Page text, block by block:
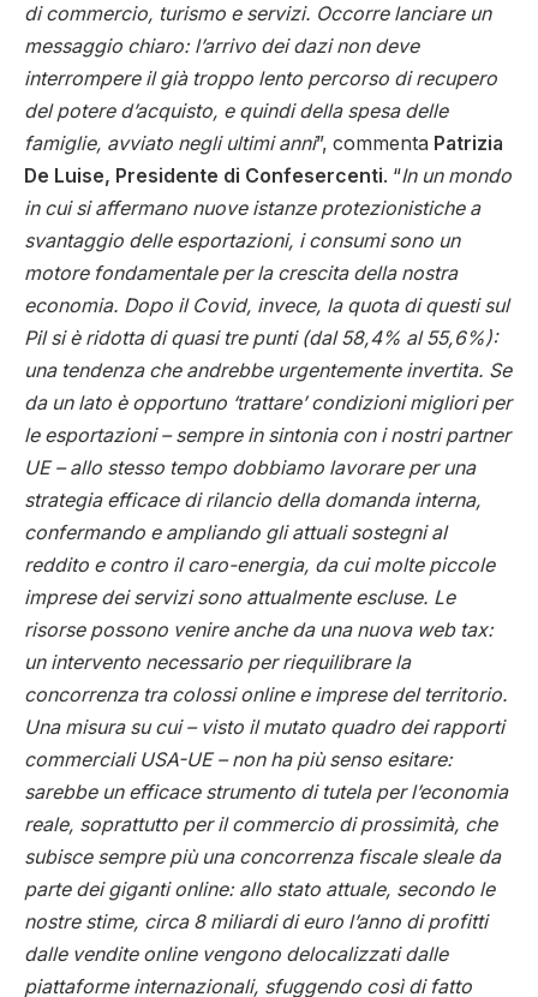
di commercio, turismo e servizi. Occorre lanciare un
messaggio chiaro: l’arrivo dei dazi non deve
interrompere il già troppo lento percorso di recupero
del potere d’acquisto, e quindi della spesa delle
famiglie, avviato negli ultimi anni”, commenta Patrizia
De Luise, Presidente di Confesercenti. “In un mondo
in cui si affermano nuove istanze protezionistiche a
svantaggio delle esportazioni, i consumi sono un
motore fondamentale per la crescita della nostra
economia. Dopo il Covid, invece, la quota di questi sul
Pil si è ridotta di quasi tre punti (dal 58,4% al 55,6%):
una tendenza che andrebbe urgentemente invertita. Se
da un lato è opportuno ‘trattare’ condizioni migliori per
le esportazioni – sempre in sintonia con i nostri partner
UE – allo stesso tempo dobbiamo lavorare per una
strategia efficace di rilancio della domanda interna,
confermando e ampliando gli attuali sostegni al
reddito e contro il caro-energia, da cui molte piccole
imprese dei servizi sono attualmente escluse. Le
risorse possono venire anche da una nuova web tax:
un intervento necessario per riequilibrare la
concorrenza tra colossi online e imprese del territorio.
Una misura su cui – visto il mutato quadro dei rapporti
commerciali USA-UE – non ha più senso esitare:
sarebbe un efficace strumento di tutela per l’economia
reale, soprattutto per il commercio di prossimità, che
subisce sempre più una concorrenza fiscale sleale da
parte dei giganti online: allo stato attuale, secondo le
nostre stime, circa 8 miliardi di euro l’anno di profitti
dalle vendite online vengono delocalizzati dalle
piattaforme internazionali, sfuggendo così di fatto